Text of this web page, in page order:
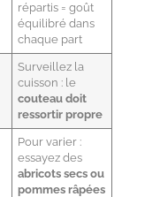
répartis = goût
équilibré dans
chaque part
Surveillez la
cuisson : le
couteau doit
ressortir propre
Pour varier :
essayez des
abricots secs ou
pommes râpées